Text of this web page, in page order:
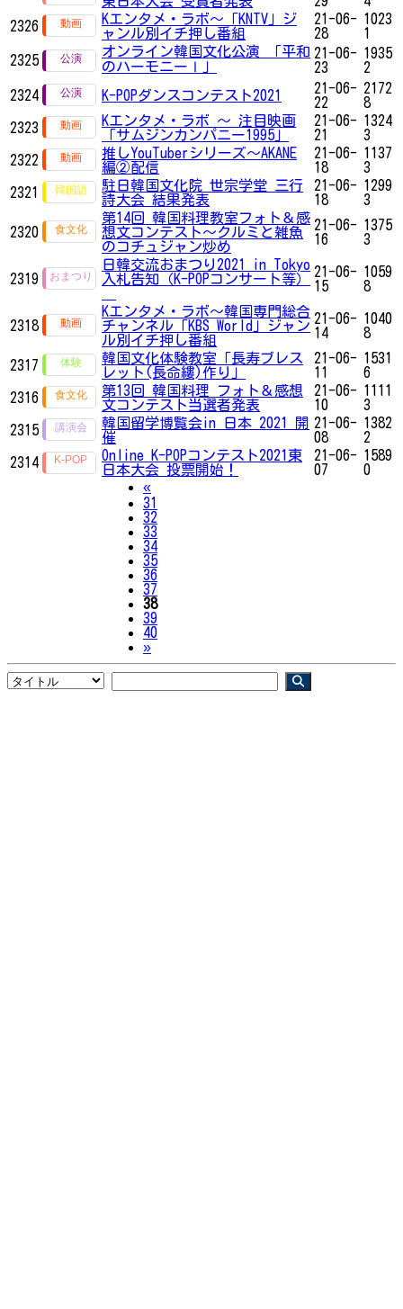
2326
Kエンタメ・ラボ～「KNTV」ジ
ャンル別イチ押し番組
21-06-
28
1023
1
2325
オンライン韓国文化公演 「平和
のハーモニーⅠ」
21-06-
23
1935
2
2324
K-POPダンスコンテスト2021
21-06-
22
2172
8
2323
Kエンタメ・ラボ ～ 注目映画
「サムジンカンパニー1995」
21-06-
21
1324
3
2322
推しYouTuberシリーズ〜AKANE
編②配信
21-06-
18
1137
3
2321
駐日韓国文化院 世宗学堂 三行
詩大会 結果発表
21-06-
18
1299
3
2320
第14回 韓国料理教室フォト＆感
想文コンテスト～クルミと雑魚
のコチュジャン炒め
21-06-
16
1375
3
2319
日韓交流おまつり2021 in Tokyo
入札告知（K-POPコンサート等）
21-06-
15
1059
8
2318
Kエンタメ・ラボ～韓国専門総合
チャンネル「KBS World」ジャン
ル別イチ押し番組
21-06-
14
1040
8
2317
韓国文化体験教室「長寿ブレス
レット(長命縷)作り」
21-06-
11
1531
6
2316
第13回 韓国料理 フォト＆感想
文コンテスト当選者発表
21-06-
10
1111
3
2315
韓国留学博覧会in 日本 2021 開
催
21-06-
08
1382
2
2314
Online K-POPコンテスト2021東
日本大会 投票開始！
21-06-
07
1589
0
«Previous
31
32
33
34
35
36
37
38
39
40
»Next